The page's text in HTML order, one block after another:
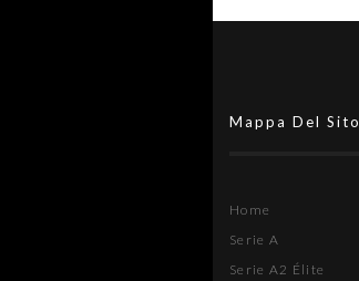
Mappa Del Sito
Home
Serie A
Serie A2 Élite